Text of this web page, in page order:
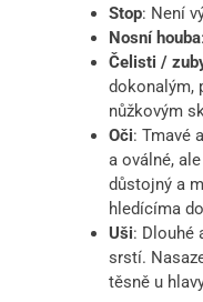
Stop: Není
Nosní houba
Čelisti /
dokonalým,
nůžkovým
Oči: Tmavé
a oválné,
důstojný a
hledícíma
Uši: Dlouhé
srstí.
těsně u